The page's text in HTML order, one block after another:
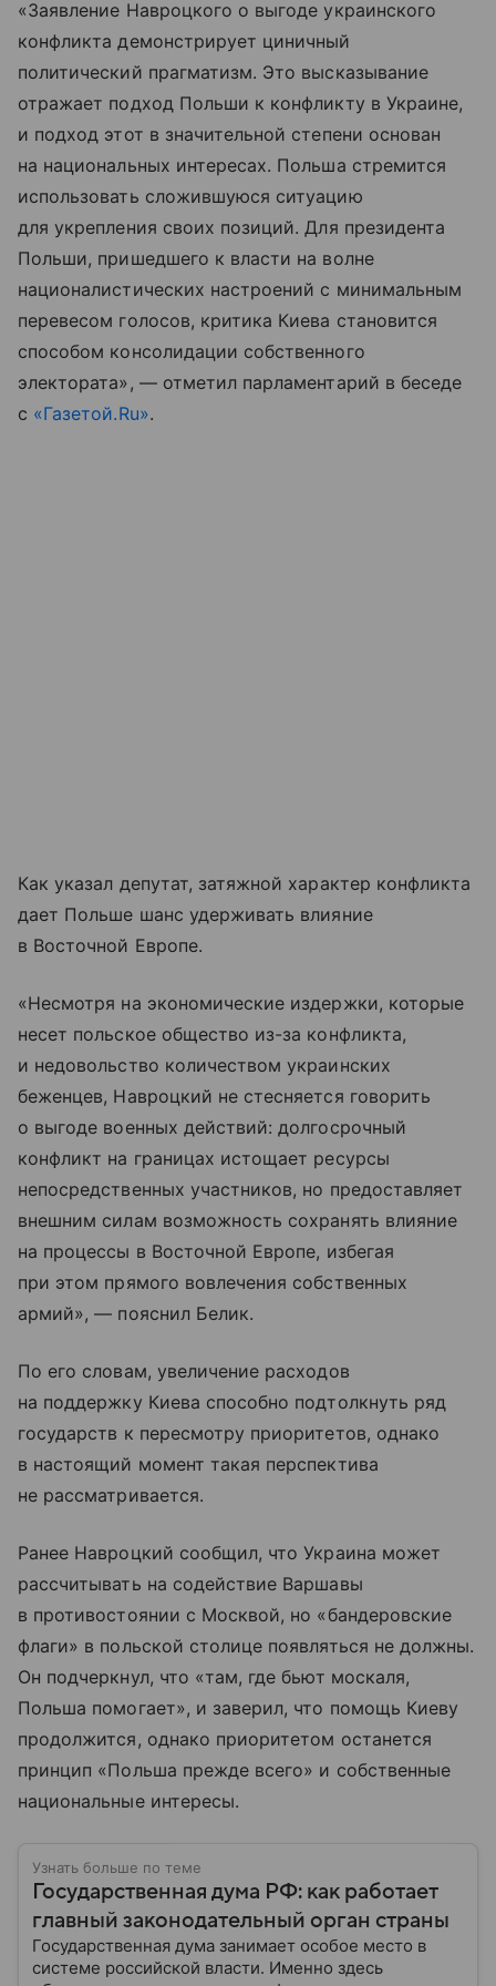
«Заявление Навроцкого о выгоде украинского
конфликта демонстрирует циничный
политический прагматизм. Это высказывание
отражает подход Польши к конфликту в Украине,
и подход этот в значительной степени основан
на национальных интересах. Польша стремится
использовать сложившуюся ситуацию
для укрепления своих позиций. Для президента
Польши, пришедшего к власти на волне
националистических настроений с минимальным
перевесом голосов, критика Киева становится
способом консолидации собственного
электората», — отметил парламентарий в беседе
с «Газетой.Ru».
Как указал депутат, затяжной характер конфликта
дает Польше шанс удерживать влияние
в Восточной Европе.
«Несмотря на экономические издержки, которые
несет польское общество из-за конфликта,
и недовольство количеством украинских
беженцев, Навроцкий не стесняется говорить
о выгоде военных действий: долгосрочный
конфликт на границах истощает ресурсы
непосредственных участников, но предоставляет
внешним силам возможность сохранять влияние
на процессы в Восточной Европе, избегая
при этом прямого вовлечения собственных
армий», — пояснил Белик.
По его словам, увеличение расходов
на поддержку Киева способно подтолкнуть ряд
государств к пересмотру приоритетов, однако
в настоящий момент такая перспектива
не рассматривается.
Ранее Навроцкий сообщил, что Украина может
рассчитывать на содействие Варшавы
в противостоянии с Москвой, но «бандеровские
флаги» в польской столице появляться не должны.
Он подчеркнул, что «там, где бьют москаля,
Польша помогает», и заверил, что помощь Киеву
продолжится, однако приоритетом останется
принцип «Польша прежде всего» и собственные
национальные интересы.
Узнать больше по теме
Государственная дума РФ: как работает
главный законодательный орган страны
Государственная дума занимает особое место в
системе российской власти. Именно здесь